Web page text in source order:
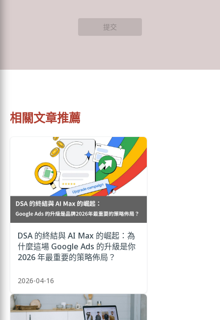
提交
相關文章推薦
DSA 的終結與 AI Max 的崛起：為
什麼這場 Google Ads 的升級是你
2026 年最重要的策略佈局？
2026-04-16